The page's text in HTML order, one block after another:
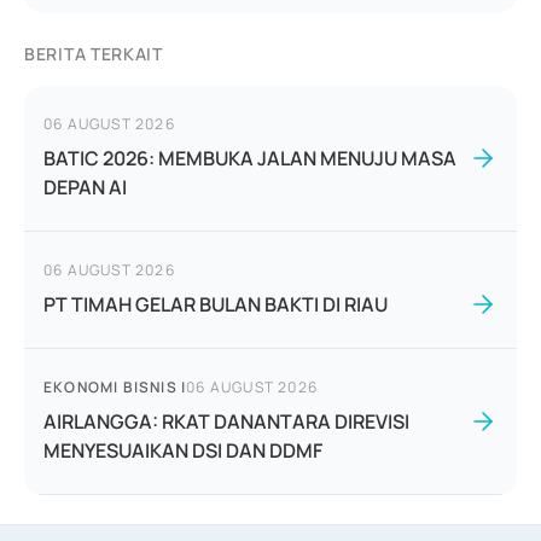
BERITA TERKAIT
06 AUGUST 2026
BATIC 2026: MEMBUKA JALAN MENUJU MASA
DEPAN AI
06 AUGUST 2026
PT TIMAH GELAR BULAN BAKTI DI RIAU
EKONOMI BISNIS |06 AUGUST 2026
AIRLANGGA: RKAT DANANTARA DIREVISI
MENYESUAIKAN DSI DAN DDMF